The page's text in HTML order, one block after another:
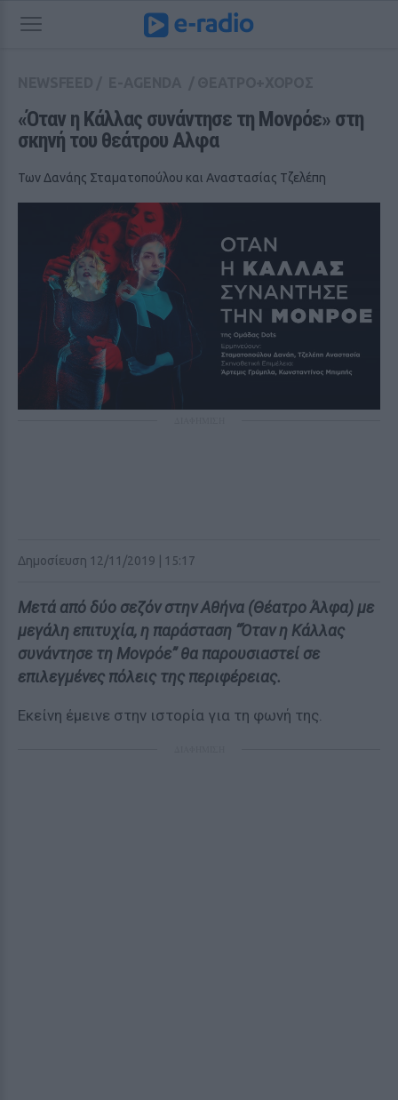
«Όταν η Κάλλας συνάντησε τη Μονρόε» στη
σκηνή του θεάτρου Αλφα
Των Δανάης Σταματοπούλου και Αναστασίας Τζελέπη
Δημοσίευση 12/11/2019 | 15:17
Μετά από δύο σεζόν στην Αθήνα (Θέατρο Άλφα) με
μεγάλη επιτυχία, η παράσταση “Όταν η Κάλλας
συνάντησε τη Μονρόε” θα παρουσιαστεί σε
επιλεγμένες πόλεις της περιφέρειας.
Εκείνη έμεινε στην ιστορία για τη φωνή της.